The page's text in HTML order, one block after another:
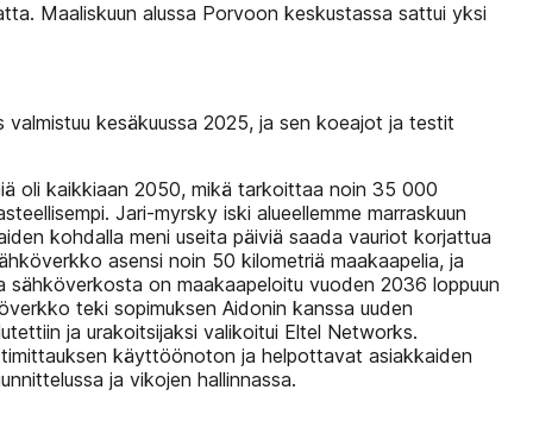
Maaliskuun alussa Porvoon keskustassa sattui yksi
kesäkuussa 2025, ja sen koeajot ja testit
oli kaikkiaan 2050, mikä tarkoittaa noin 35 000
Jari-myrsky iski alueellemme marraskuun
kohdalla meni useita päiviä saada vauriot korjattua
asensi noin 50 kilometriä maakaapelia, ja
on maakaapeloitu vuoden 2036 loppuun
teki sopimuksen Aidonin kanssa uuden
ja urakoitsijaksi valikoitui Eltel Networks.
käyttöönoton ja helpottavat asiakkaiden
ja vikojen hallinnassa.